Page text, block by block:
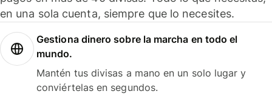
en una sola cuenta, siempre que lo necesites.
Gestiona dinero sobre la marcha en todo el
mundo.
Mantén tus divisas a mano en un solo lugar y
conviértelas en segundos.